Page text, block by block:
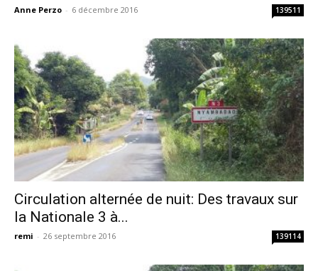
Anne Perzo - 6 décembre 2016 139511
Circulation alternée de nuit: Des travaux sur
la Nationale 3 à...
remi - 26 septembre 2016 139114